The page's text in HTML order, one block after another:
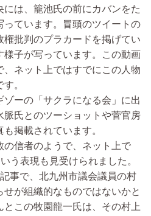
は、籠池氏の前にカバンをた
ています。冒頭のツイートの
批判のプラカードを掲げてい
子が写っています。この動画
ネット上ではすでにこの人物
。
ーの「サクラになる会」に出
脈氏とのツーショットや菅官房
掲載されています。
信者のようで、ネット上で
う表現も見受けられました。
事で、北九州市議会議員の村
が組織的なものではないかと
この牧園龍一氏は、その村上